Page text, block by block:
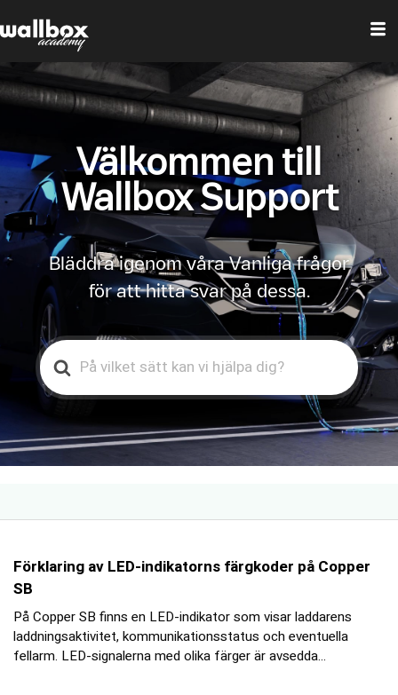
Välkommen till
Wallbox Support
Bläddra igenom våra Vanliga frågor
för att hitta svar på dessa.
Search
For
Förklaring av LED-indikatorns färgkoder på Copper
SB
På Copper SB finns en LED-indikator som visar laddarens
laddningsaktivitet, kommunikationsstatus och eventuella
fellarm. LED-signalerna med olika färger är avsedda...